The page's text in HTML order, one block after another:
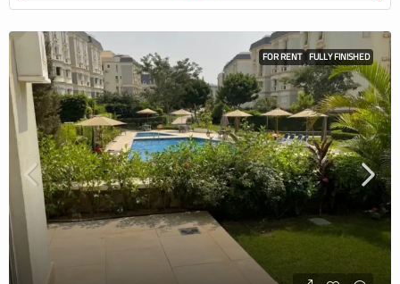
FOR RENT FULLY FINISHED